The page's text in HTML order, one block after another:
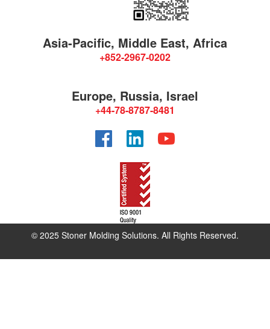
Asia-Pacific, Middle East, Africa
+852-2967-0202
Europe, Russia, Israel
+44-78-8787-8481
FacebookLinkedInYouTube
© 2025 Stoner Molding Solutions. All Rights Reserved.